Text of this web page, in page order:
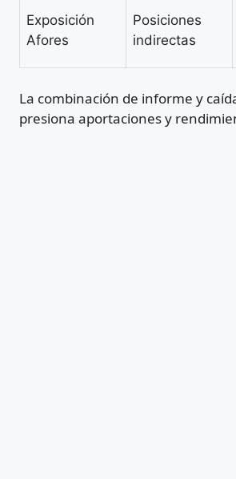
Exposición
Afores
Posiciones
indirectas
La combinación de informe y
presiona aportaciones y